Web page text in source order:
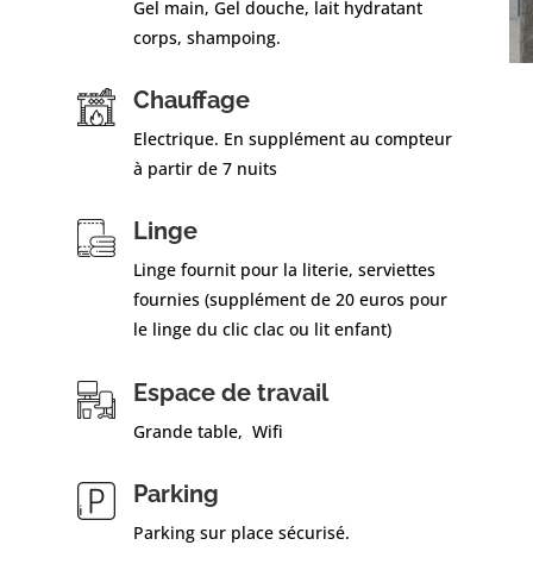
Gel main, Gel douche, lait hydratant
corps, shampoing.
Chauffage
Electrique. En supplément au compteur
à partir de 7 nuits
Linge
Linge fournit pour la literie, serviettes
fournies (supplément de 20 euros pour
le linge du clic clac ou lit enfant)
Espace de travail
Grande table, Wifi
Parking
Parking sur place sécurisé.